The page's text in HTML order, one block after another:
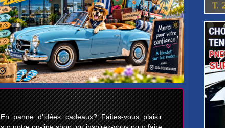
En panne d'idées cadeaux? Faites-vous plaisir